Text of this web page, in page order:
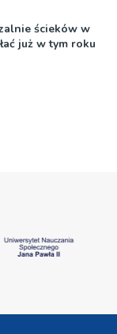
ścieków w
już w tym roku